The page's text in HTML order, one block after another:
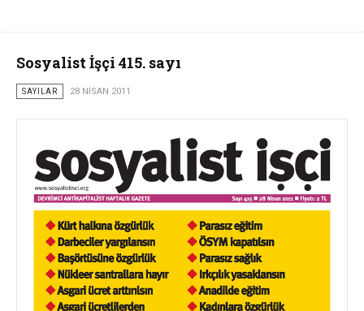
Sosyalist İşçi 415. sayı
SAYILAR 28 NISAN 2011